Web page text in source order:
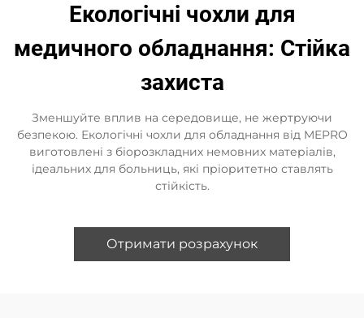
Екологічні чохли для
медичного обладнання: Стійка
захиста
Зменшуйте вплив на середовище, не жертруючи
безпекою. Екологічні чохли для обладнання від MEPRO
виготовлені з біорозкладних немовних матеріалів,
ідеальних для больниць, які пріоритетно ставлять
стійкість.
Отримати розрахунок